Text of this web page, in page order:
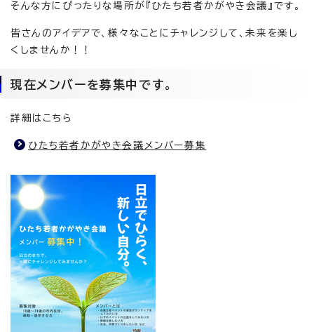
そんな方にぴったりな場所が『ひたち若者かがやき会議』です。
皆さんのアイデアで、様々なことにチャレンジして、未来を楽し
くしませんか！！
現在メンバーを募集中です。
詳細はこちら
ひたち若者かがやき会議メンバー募集